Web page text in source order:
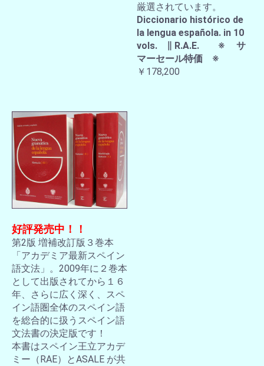
厳選されています。
Diccionario histórico de
la lengua española. in 10
vols. ∥ R.A.E. ※ サ
マーセール特価 ※
￥178,200
好評発売中！！
第2版 増補改訂版３巻本
「アカデミア最新スペイン
語文法」。2009年に２巻本
として出版されてから１６
年、さらに広く深く、スペ
イン語圏全体のスペイン語
を総合的に扱うスペイン語
文法書の決定版です！
本書はスペイン王立アカデ
ミー（RAE）とASALE が共